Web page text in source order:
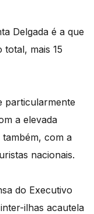
Delgada é a que
mais 15
particularmente
a elevada
com a
nacionais.
do Executivo
ilhas acautela